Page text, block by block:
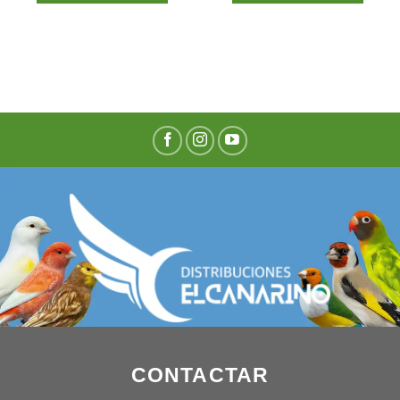
CONTACTAR